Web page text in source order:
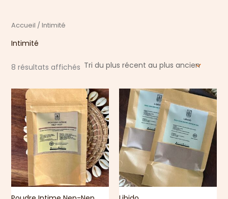
Accueil / Intimité
Intimité
8 résultats affichés